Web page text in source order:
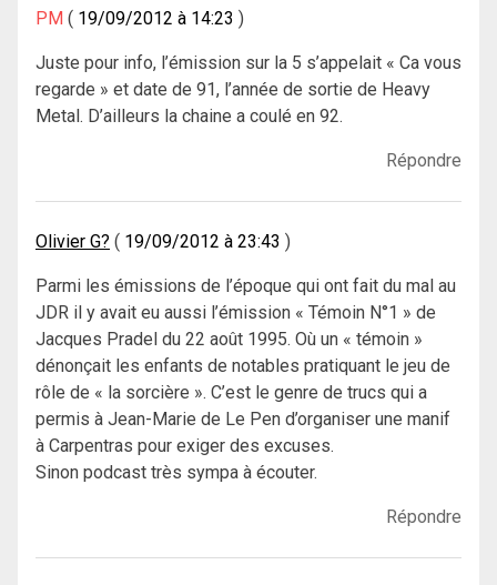
PM 19/09/2012 à 14:23
Juste pour info, l’émission sur la 5 s’appelait « Ca vous
regarde » et date de 91, l’année de sortie de Heavy
Metal. D’ailleurs la chaine a coulé en 92.
Répondre
Olivier G? 19/09/2012 à 23:43
Parmi les émissions de l’époque qui ont fait du mal au
JDR il y avait eu aussi l’émission « Témoin N°1 » de
Jacques Pradel du 22 août 1995. Où un « témoin »
dénonçait les enfants de notables pratiquant le jeu de
rôle de « la sorcière ». C’est le genre de trucs qui a
permis à Jean-Marie de Le Pen d’organiser une manif
à Carpentras pour exiger des excuses.
Sinon podcast très sympa à écouter.
Répondre